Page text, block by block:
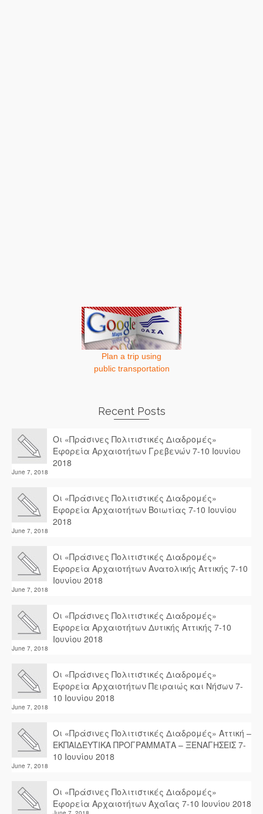
Plan a trip using
public transportation
Recent Posts
Οι «Πράσινες Πολιτιστικές Διαδρομές»
Εφορεία Αρχαιοτήτων Γρεβενών 7-10 Ιουνίου
2018
June 7, 2018
Οι «Πράσινες Πολιτιστικές Διαδρομές»
Εφορεία Αρχαιοτήτων Βοιωτίας 7-10 Ιουνίου
2018
June 7, 2018
Οι «Πράσινες Πολιτιστικές Διαδρομές»
Εφορεία Αρχαιοτήτων Ανατολικής Αττικής 7-10
Ιουνίου 2018
June 7, 2018
Οι «Πράσινες Πολιτιστικές Διαδρομές»
Εφορεία Αρχαιοτήτων Δυτικής Αττικής 7-10
Ιουνίου 2018
June 7, 2018
Οι «Πράσινες Πολιτιστικές Διαδρομές»
Εφορεία Αρχαιοτήτων Πειραιώς και Νήσων 7-
10 Ιουνίου 2018
June 7, 2018
Οι «Πράσινες Πολιτιστικές Διαδρομές» Αττική –
ΕΚΠΑΙΔΕΥΤΙΚΑ ΠΡΟΓΡΑΜΜΑΤΑ – ΞΕΝΑΓΗΣΕΙΣ 7-
10 Ιουνίου 2018
June 7, 2018
Οι «Πράσινες Πολιτιστικές Διαδρομές»
Εφορεία Αρχαιοτήτων Αχαΐας 7-10 Ιουνίου 2018